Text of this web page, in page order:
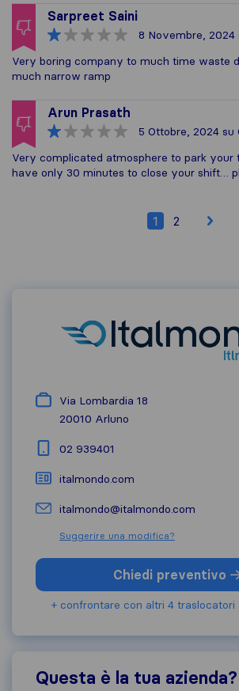
Sarpreet Saini
8 Novembre, 2024
Very boring company to much time waste
much narrow ramp
Arun Prasath
5 Ottobre, 2024 su
Very complicated atmosphere to park your
have only 30 minutes to close your shift…
1 2
Via Lombardia 18
20010 Arluno
02 939401
italmondo.com
italmondo@italmondo.com
Suggerire una modifica?
Chiedi preventivo
+ confrontare con altri 4 traslocatori
Questa è la tua azienda?